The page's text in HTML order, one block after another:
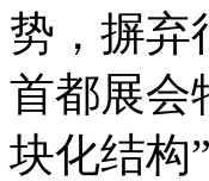
势，摒弃
首都展会
块化结构